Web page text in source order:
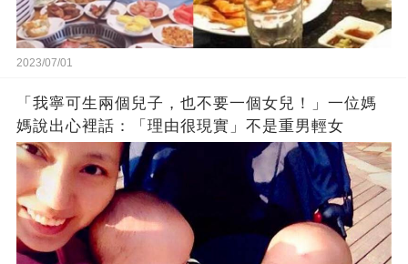
2023/07/01
​「我寧可生兩個兒子，也不要一個女兒！」一位媽
媽說出心裡話：「理由很現實」不是重男輕女